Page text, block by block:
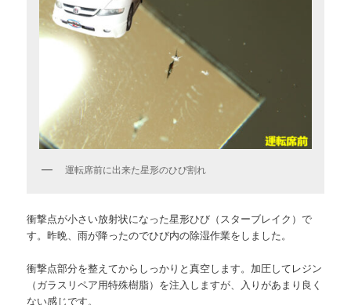
運転席前に出来た星形のひび割れ
衝撃点が小さい放射状になった星形ひび（スターブレイク）で
す。昨晩、雨が降ったのでひび内の除湿作業をしました。
衝撃点部分を整えてからしっかりと真空します。加圧してレジン
（ガラスリペア用特殊樹脂）を注入しますが、入りがあまり良く
ない感じです。